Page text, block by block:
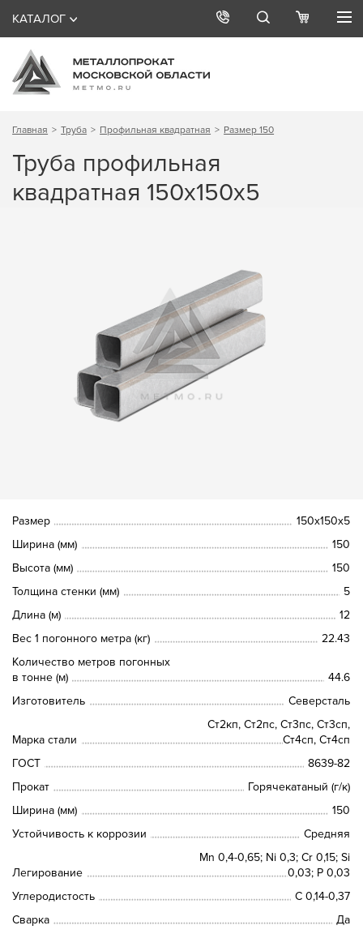
КАТАЛОГ
Главная Труба Профильная квадратная Размер 150
Труба профильная
квадратная 150х150х5
Размер
150х150х5
Ширина (мм)
150
Высота (мм)
150
Толщина стенки (мм)
5
Длина (м)
12
Вес 1 погонного метра (кг)
22.43
Количество метров погонных
в тонне (м)
44.6
Изготовитель
Северсталь
Марка стали
Ст2кп, Ст2пс, Ст3пс, Ст3сп,
Ст4сп, Ст4сп
ГОСТ
8639-82
Прокат
Горячекатаный (г/к)
Ширина (мм)
150
Устойчивость к коррозии
Средняя
Легирование
Mn 0,4-0,65; Ni 0,3; Cr 0,15; Si
0,03; P 0,03
Углеродистость
С 0,14-0,37
Сварка
Да